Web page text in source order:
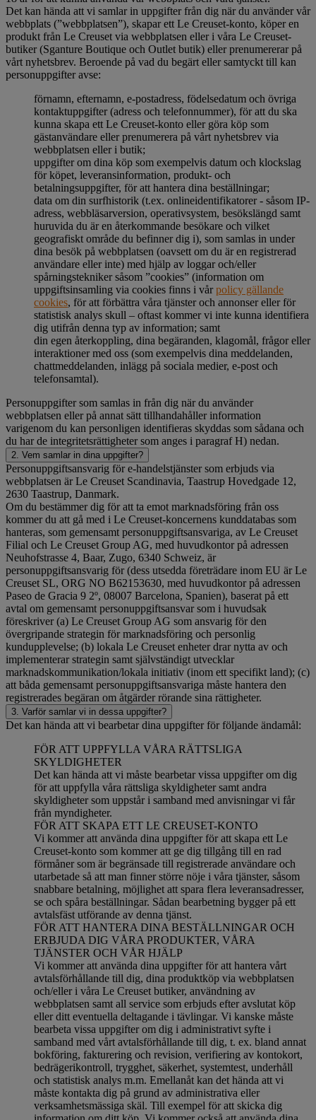
Det kan hända att vi samlar in uppgifter från dig när du använder vår
webbplats (”webbplatsen”), skapar ett Le Creuset-konto, köper en
produkt från Le Creuset via webbplatsen eller i våra Le Creuset-
butiker (Sganture Boutique och Outlet butik) eller prenumererar på
vårt nyhetsbrev. Beroende på vad du begärt eller samtyckt till kan
personuppgifter avse:
förnamn, efternamn, e-postadress, födelsedatum och övriga
kontaktuppgifter (adress och telefonnummer), för att du ska
kunna skapa ett Le Creuset-konto eller göra köp som
gästanvändare eller prenumerera på vårt nyhetsbrev via
webbplatsen eller i butik;
uppgifter om dina köp som exempelvis datum och klockslag
för köpet, leveransinformation, produkt- och
betalningsuppgifter, för att hantera dina beställningar;
data om din surfhistorik (t.ex. onlineidentifikatorer - såsom IP-
adress, webbläsarversion, operativsystem, besökslängd samt
huruvida du är en återkommande besökare och vilket
geografiskt område du befinner dig i), som samlas in under
dina besök på webbplatsen (oavsett om du är en registrerad
användare eller inte) med hjälp av loggar och/eller
spårningstekniker såsom ”cookies” (information om
uppgiftsinsamling via cookies finns i vårpolicy gällande
cookies, för att förbättra våra tjänster och annonser eller för
statistisk analys skull – oftast kommer vi inte kunna identifiera
dig utifrån denna typ av information; samt
din egen återkoppling, dina begäranden, klagomål, frågor eller
interaktioner med oss (som exempelvis dina meddelanden,
chattmeddelanden, inlägg på sociala medier, e-post och
telefonsamtal).
Personuppgifter som samlas in från dig när du använder
webbplatsen eller på annat sätt tillhandahåller information
varigenom du kan personligen identifieras skyddas som sådana och
du har de integritetsrättigheter som anges i paragraf H) nedan.
2. Vem samlar in dina uppgifter?
Personuppgiftsansvarig för e-handelstjänster som erbjuds via
webbplatsen är Le Creuset Scandinavia, Taastrup Hovedgade 12,
2630 Taastrup, Danmark.
Om du bestämmer dig för att ta emot marknadsföring från oss
kommer du att gå med i Le Creuset-koncernens kunddatabas som
hanteras, som gemensamt personuppgiftsansvariga, av Le Creuset
Filial och Le Creuset Group AG, med huvudkontor på adressen
Neuhofstrasse 4, Baar, Zugo, 6340 Schweiz, är
personuppgiftsansvarig för (dess utsedda företrädare inom EU är Le
Creuset SL, ORG NO B62153630, med huvudkontor på adressen
Paseo de Gracia 9 2º, 08007 Barcelona, Spanien), baserat på ett
avtal om gemensamt personuppgiftsansvar som i huvudsak
föreskriver (a) Le Creuset Group AG som ansvarig för den
övergripande strategin för marknadsföring och personlig
kundupplevelse; (b) lokala Le Creuset enheter drar nytta av och
implementerar strategin samt självständigt utvecklar
marknadskommunikation/lokala initiativ (inom ett specifikt land); (c)
att båda gemensamt personuppgiftsansvariga måste hantera den
registrerades begäran om åtgärder rörande sina rättigheter.
3. Varför samlar vi in dessa uppgifter?
Det kan hända att vi bearbetar dina uppgifter för följande ändamål:
FÖR ATT UPPFYLLA VÅRA RÄTTSLIGA
SKYLDIGHETER
Det kan hända att vi måste bearbetar vissa uppgifter om dig
för att uppfylla våra rättsliga skyldigheter samt andra
skyldigheter som uppstår i samband med anvisningar vi får
från myndigheter.
FÖR ATT SKAPA ETT LE CREUSET-KONTO
Vi kommer att använda dina uppgifter för att skapa ett Le
Creuset-konto som kommer att ge dig tillgång till en rad
förmåner som är begränsade till registrerade användare och
utarbetade så att man finner större nöje i våra tjänster, såsom
snabbare betalning, möjlighet att spara flera leveransadresser,
se och spåra beställningar. Sådan bearbetning bygger på ett
avtalsfäst utförande av denna tjänst.
FÖR ATT HANTERA DINA BESTÄLLNINGAR OCH
ERBJUDA DIG VÅRA PRODUKTER, VÅRA
TJÄNSTER OCH VÅR HJÄLP
Vi kommer att använda dina uppgifter för att hantera vårt
avtalsförhållande till dig, dina produktköp via webbplatsen
och/eller i våra Le Creuset butiker, användning av
webbplatsen samt all service som erbjuds efter avslutat köp
eller ditt eventuella deltagande i tävlingar. Vi kanske måste
bearbeta vissa uppgifter om dig i administrativt syfte i
samband med vårt avtalsförhållande till dig, t. ex. bland annat
bokföring, fakturering och revision, verifiering av kontokort,
bedrägerikontroll, trygghet, säkerhet, systemtest, underhåll
och statistisk analys m.m. Emellanåt kan det hända att vi
måste kontakta dig på grund av administrativa eller
verksamhetsmässiga skäl. Till exempel för att skicka dig